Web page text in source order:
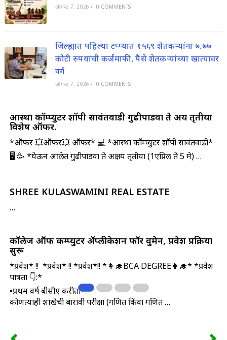
ऑगस्ट 7, 2026 / 0 COMMENTS
जिल्ह्यात पहिल्या टप्प्यात १५६९ शेतकऱ्यांना ७.७७
कोटी रुपयांची कर्जमाफी, पैसे शेतकऱ्यांच्या खात्यावर
वर्ग
ऑगस्ट 7, 2026 / 0 COMMENTS
आस्था कॉम्प्युटर शॉपी सावंतवाडी गुढीपाडवा ते अक्षय तृतीया
विशेष ऑफर.
*ऑफर 💥ऑफर💥 ऑफर* 💻 *आस्था कॉम्प्युटर शॉपी सावंतवाडी*
🖥️ 🥳 *घेऊन आलेत गुढीपाडवा ते अक्षय तृतीया (1एप्रिल ते 5 मे) …
SHREE KULASWAMINI REAL ESTATE
…
कॉलेज ऑफ कम्प्युटर ॲप्लीकेशन फाॅर वुमेन, प्रवेश प्रक्रिया
सुरू
*प्रवेश* !! *प्रवेश* !! *प्रवेश*!! *👩‍🎓BCA DEGREE👩‍🎓* *प्रवेश
पात्रता 👇:*
▪️प्रथम वर्ष बीसीए करीता
कोणत्याही शाखेची बारावी परीक्षा (गणित किंवा गणित …